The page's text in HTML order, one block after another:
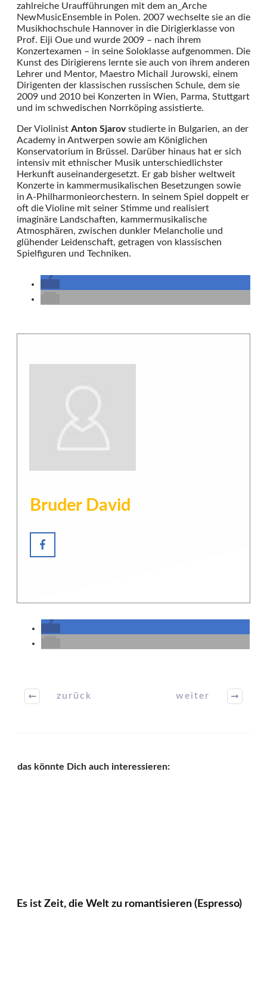
zahlreiche Uraufführungen mit dem an_Arche
NewMusicEnsemble in Polen. 2007 wechselte sie an die
Musikhochschule Hannover in die Dirigierklasse von
Prof. Eiji Oue und wurde 2009 – nach ihrem
Konzertexamen – in seine Soloklasse aufgenommen. Die
Kunst des Dirigierens lernte sie auch von ihrem anderen
Lehrer und Mentor, Maestro Michail Jurowski, einem
Dirigenten der klassischen russischen Schule, dem sie
2009 und 2010 bei Konzerten in Wien, Parma, Stuttgart
und im schwedischen Norrköping assistierte.
Der Violinist Anton Sjarovstudierte in Bulgarien, an der
Academy in Antwerpen sowie am Königlichen
Konservatorium in Brüssel. Darüber hinaus hat er sich
intensiv mit ethnischer Musik unterschiedlichster
Herkunft auseinandergesetzt. Er gab bisher weltweit
Konzerte in kammermusikalischen Besetzungen sowie
in A-Philharmonieorchestern. In seinem Spiel doppelt er
oft die Violine mit seiner Stimme und realisiert
imaginäre Landschaften, kammermusikalische
Atmosphären, zwischen dunkler Melancholie und
glühender Leidenschaft, getragen von klassischen
Spielfiguren und Techniken.
Bruder David
zurück weiter
das könnte Dich auch interessieren:
Es ist Zeit, die Welt zu romantisieren (Espresso)